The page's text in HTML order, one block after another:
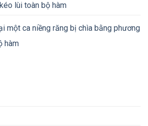
lùi toàn bộ hàm
một ca niềng răng bị chìa bằng phương
hàm